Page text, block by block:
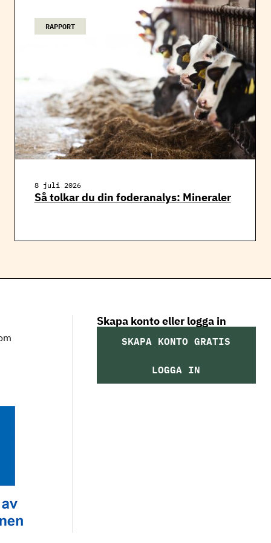
RAPPORT
8 juli 2026
Så tolkar du din foderanalys: Mineraler
Skapa konto eller logga in
SKAPA KONTO GRATIS
LOGGA IN